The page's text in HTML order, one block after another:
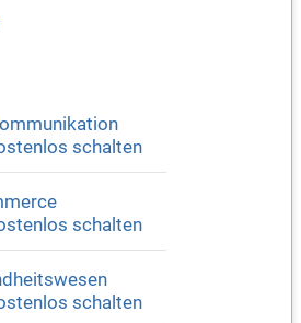
schalten
schalten
schalten